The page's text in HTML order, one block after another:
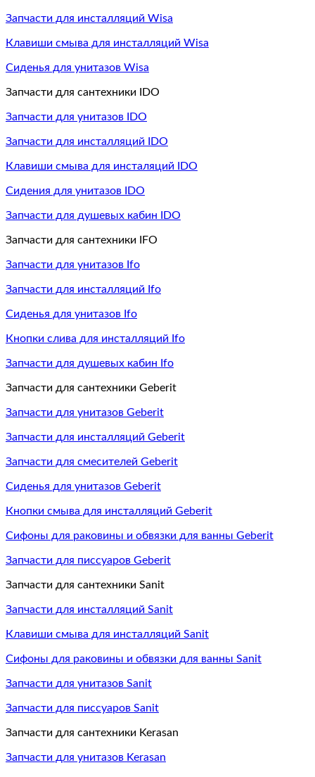
Запчасти для инсталляций Wisa
Клавиши смыва для инсталляций Wisa
Сиденья для унитазов Wisa
Запчасти для сантехники IDO
Запчасти для унитазов IDO
Запчасти для инсталляций IDO
Клавиши смыва для инсталяций IDO
Сидения для унитазов IDO
Запчасти для душевых кабин IDO
Запчасти для сантехники IFO
Запчасти для унитазов Ifo
Запчасти для инсталляций Ifo
Сиденья для унитазов Ifo
Кнопки слива для инсталляций Ifo
Запчасти для душевых кабин Ifo
Запчасти для сантехники Geberit
Запчасти для унитазов Geberit
Запчасти для инсталляций Geberit
Запчасти для смесителей Geberit
Сиденья для унитазов Geberit
Кнопки смыва для инсталляций Geberit
Сифоны для раковины и обвязки для ванны Geberit
Запчасти для писсуаров Geberit
Запчасти для сантехники Sanit
Запчасти для инсталляций Sanit
Клавиши смыва для инсталляций Sanit
Сифоны для раковины и обвязки для ванны Sanit
Запчасти для унитазов Sanit
Запчасти для писсуаров Sanit
Запчасти для сантехники Kerasan
Запчасти для унитазов Kerasan